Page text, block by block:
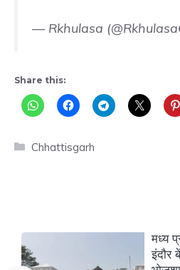
— Rkhulasa
Share this:
Categories
Chhattisgarh
मध्य
इंदौर